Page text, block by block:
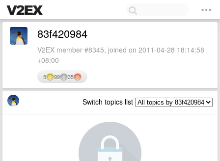
83f420984
V2EX member #8345, joined on 2011-04-28 18:14:58
+08:00
5 99 35
Switch topics list